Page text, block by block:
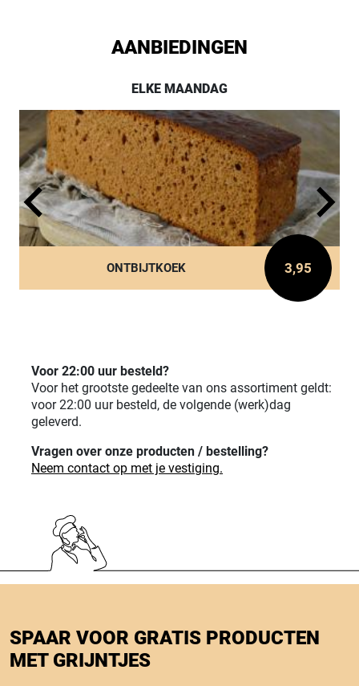
AANBIEDINGEN
ELKE MAANDAG
ONTBIJTKOEK 3,95
Voor 22:00 uur besteld?
Voor het grootste gedeelte van ons assortiment geldt:
voor 22:00 uur besteld, de volgende (werk)dag
geleverd.
Vragen over onze producten / bestelling?
Neem contact op met je vestiging.
SPAAR VOOR GRATIS PRODUCTEN
MET GRIJNTJES